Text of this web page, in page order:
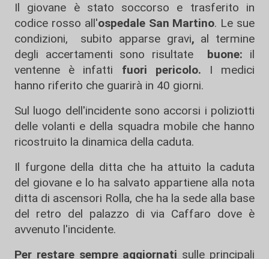
Il giovane è stato soccorso e trasferito in
codice rosso all'ospedale San Martino. Le sue
condizioni, subito apparse gravi, al termine
degli accertamenti sono risultate
buone: il
ventenne è infatti fuori pericolo. I medici
hanno riferito che guarirà in 40 giorni.
Sul luogo dell'incidente sono accorsi i poliziotti
delle volanti e della squadra mobile che hanno
ricostruito la dinamica della caduta.
Il furgone della ditta che ha attuito la caduta
del giovane e lo ha salvato appartiene alla nota
ditta di ascensori Rolla, che ha la sede alla base
del retro del palazzo di via Caffaro dove è
avvenuto l'incidente.
Per restare sempre aggiornati sulle principali